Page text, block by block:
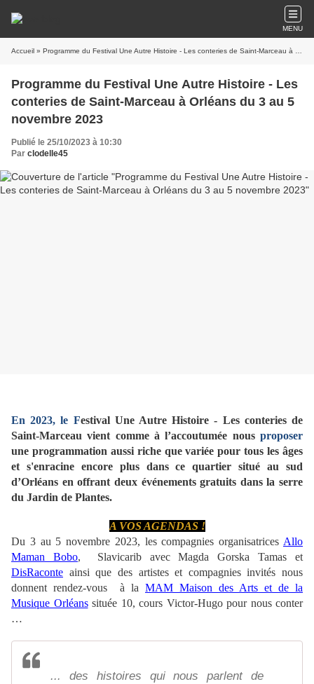
MENU
Accueil » Programme du Festival Une Autre Histoire - Les conteries de Saint-Marceau à Orléans du 3 au 5 novembre 2023
Programme du Festival Une Autre Histoire - Les
conteries de Saint-Marceau à Orléans du 3 au 5
novembre 2023
Publié le 25/10/2023 à 10:30
Par clodelle45
En 2023, le Festival Une Autre Histoire - Les conteries de
Saint-Marceau vient comme à l’accoutumée nous proposer
une programmation aussi riche que variée pour tous les âges
et s'enracine encore plus dans ce quartier situé au sud
d’Orléans en offrant deux événements gratuits dans la serre
du Jardin de Plantes.
A VOS AGENDAS !
Du 3 au 5 novembre 2023, les compagnies organisatrices Allo
Maman Bobo, Slavicarib avec Magda Gorska Tamas et
DisRaconte ainsi que des artistes et compagnies invités nous
donnent rendez-vous à la MAM Maison des Arts et de la
Musique Orléanssituée 10, cours Victor-Hugo pour nous conter
…
... des histoires qui nous parlent de